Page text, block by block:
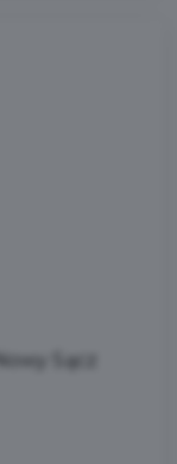
Sącz